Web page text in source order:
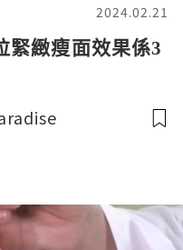
2024.02.21
緊緻瘦面效果係3